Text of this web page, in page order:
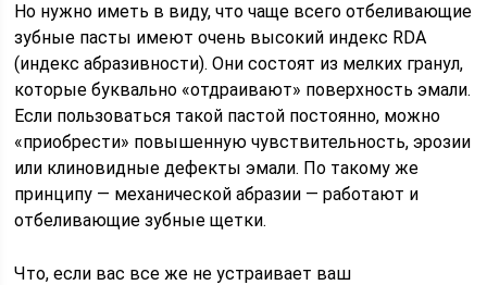
Но нужно иметь в виду, что чаще всего отбеливающие
зубные пасты имеют очень высокий индекс RDA
(индекс абразивности). Они состоят из мелких гранул,
которые буквально «отдраивают» поверхность эмали.
Если пользоваться такой пастой постоянно, можно
«приобрести» повышенную чувствительность, эрозии
или клиновидные дефекты эмали. По такому же
принципу — механической абразии — работают и
отбеливающие зубные щетки.
Что, если вас все же не устраивает ваш